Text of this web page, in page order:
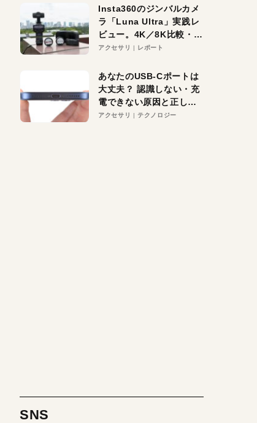
る未来はすぐそこ！
Insta360のジンバルカメ
ラ「Luna Ultra」実践レ
ビュー。4K／8K比較・ズ
ーム・夜間撮影をチェッ
アクセサリ レポート
あなたのUSB-Cポートは
大丈夫？ 認識しない・充
電できない原因と正しい
対策
アクセサリ テクノロジー
SNS